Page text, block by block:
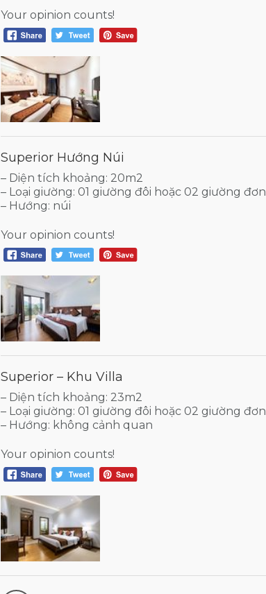
Your opinion counts!
Superior Hướng Núi
– Diện tích khoảng: 20m2
– Loại giường: 01 giường đôi hoặc 02 giường đơn
– Hướng: núi
Your opinion counts!
Superior – Khu Villa
– Diện tích khoảng: 23m2
– Loại giường: 01 giường đôi hoặc 02 giường đơn
– Hướng: không cảnh quan
Your opinion counts!